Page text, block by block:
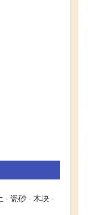
- 瓷砂 - 木块 -